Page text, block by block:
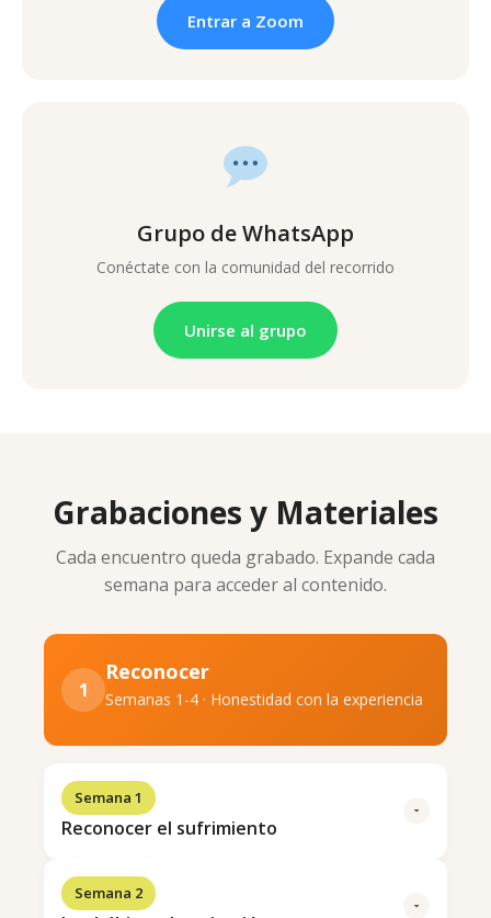
Entrar a Zoom
Grupo de WhatsApp
Conéctate con la comunidad del recorrido
Unirse al grupo
Grabaciones y Materiales
Cada encuentro queda grabado. Expande cada
semana para acceder al contenido.
1
Reconocer
Semanas 1-4 · Honestidad con la experiencia
Semana 1
Reconocer el sufrimiento
Empezamos por lo más fundamental:
Semana 2